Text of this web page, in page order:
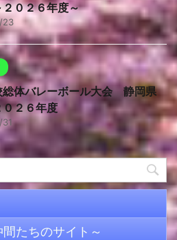
０２６年度～
23
総体バレーボール大会 静岡県
２６年度
たちのサイト～